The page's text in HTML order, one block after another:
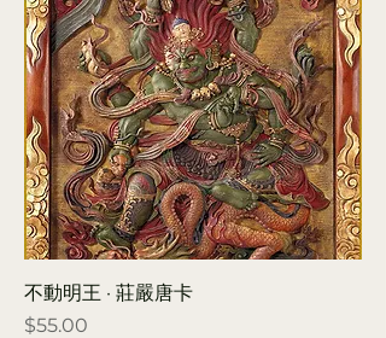
不動明王 · 莊嚴唐卡
Price
$55.00